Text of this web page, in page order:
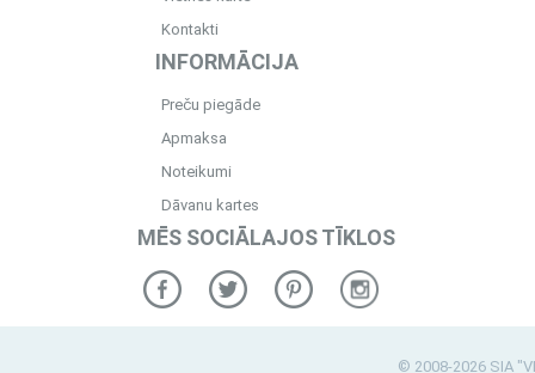
Kontakti
INFORMĀCIJA
Preču piegāde
Apmaksa
Noteikumi
Dāvanu kartes
MĒS SOCIĀLAJOS TĪKLOS
© 2008-2026 SIA